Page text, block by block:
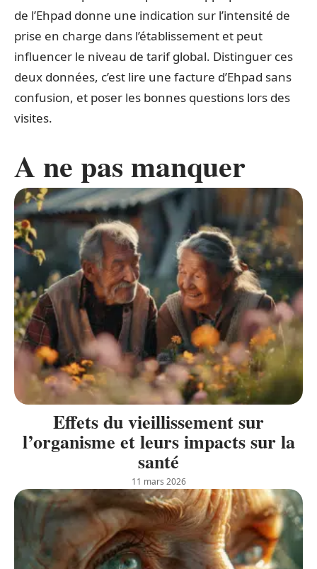
de l’Ehpad donne une indication sur l’intensité de
prise en charge dans l’établissement et peut
influencer le niveau de tarif global. Distinguer ces
deux données, c’est lire une facture d’Ehpad sans
confusion, et poser les bonnes questions lors des
visites.
A ne pas manquer
Effets du vieillissement sur
l’organisme et leurs impacts sur la
santé
11 mars 2026